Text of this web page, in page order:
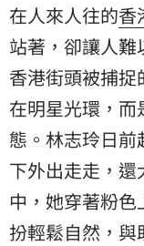
在人來人往的香
站著，卻讓人
香港街頭被捕
在明星光環，
態。林志玲日
下外出走走，
中，她穿著粉
扮輕鬆自然，與